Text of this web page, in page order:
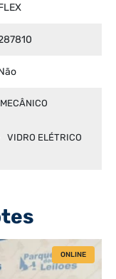
VIDRO ELÉTRICO
ONLINE